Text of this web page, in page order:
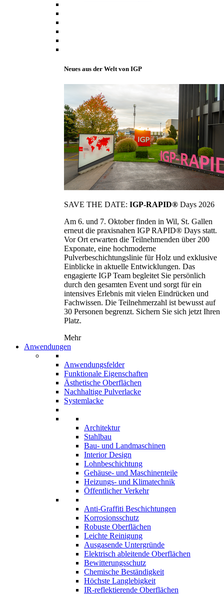
Neues aus der Welt von IGP
SAVE THE DATE: IGP-RAPID® Days 2026
Am 6. und 7. Oktober finden in Wil, St. Gallen
erneut die praxisnahen IGP RAPID® Days statt.
Vor Ort erwarten die Teilnehmenden über 200
Exponate, eine hochmoderne
Pulverbeschichtungslinie für Holz und exklusive
Einblicke in aktuelle Entwicklungen. Das
engagierte IGP Team begleitet Sie persönlich
durch den gesamten Event und sorgt für ein
intensives Erlebnis mit vielen Eindrücken und
Fachwissen. Die Teilnehmerzahl ist bewusst auf
30 Personen begrenzt. Sichern Sie sich jetzt Ihren
Platz.
Mehr
Anwendungen
Anwendungsfelder
Funktionale Eigenschaften
Ästhetische Oberflächen
Nachhaltige Pulverlacke
Systemlacke
Architektur
Stahlbau
Bau- und Landmaschinen
Interior Design
Lohnbeschichtung
Gehäuse- und Maschinenteile
Heizungs- und Klimatechnik
Öffentlicher Verkehr
Anti-Graffiti Beschichtungen
Korrosionsschutz
Robuste Oberflächen
Leichte Reinigung
Ausgasende Untergründe
Elektrisch ableitende Oberflächen
Bewitterungsschutz
Chemische Beständigkeit
Höchste Langlebigkeit
IR-reflektierende Oberflächen